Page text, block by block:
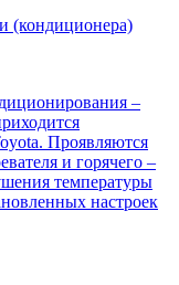
(кондиционера)
–
Проявляются
и горячего –
температуры
настроек